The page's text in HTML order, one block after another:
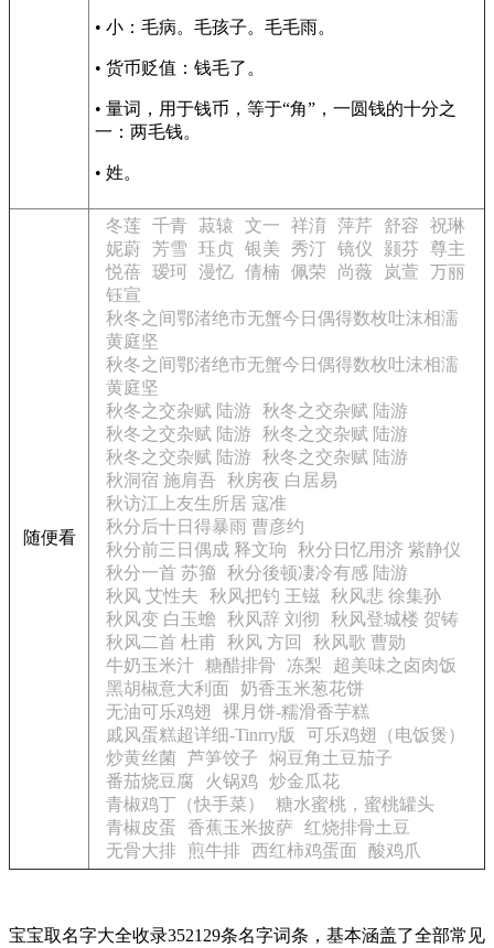
• 小：毛病。毛孩子。毛毛雨。
• 货币贬值：钱毛了。
• 量词，用于钱币，等于“角”，一圆钱的十分之
一：两毛钱。
• 姓。
随便看
冬莲 千青 菽辕 文一 祥淯 萍芹 舒容
祝琳
妮蔚
芳雪 珏贞 银美 秀汀 镜仪 颢芬
尊主
悦蓓
瑷珂 漫忆 倩楠 佩荣 尚薇 岚萱
万丽
钰宣
秋冬之间鄂渚绝市无蟹今日偶得数枚吐沫相濡
黄庭坚
秋冬之间鄂渚绝市无蟹今日偶得数枚吐沫相濡
黄庭坚
秋冬之交杂赋 陆游
秋冬之交杂赋 陆游
秋冬之交杂赋 陆游
秋冬之交杂赋 陆游
秋冬之交杂赋 陆游
秋冬之交杂赋 陆游
秋洞宿 施肩吾 秋房夜 白居易
秋访江上友生所居 寇准
秋分后十日得暴雨 曹彦约
秋分前三日偶成 释文珦
秋分日忆用济 紫静仪
秋分一首 苏籀
秋分後顿凄冷有感 陆游
秋风 艾性夫
秋风把钓 王镃
秋风悲 徐集孙
秋风变 白玉蟾
秋风辞 刘彻
秋风登城楼 贺铸
秋风二首 杜甫 秋风 方回
秋风歌 曹勋
牛奶玉米汁 糖醋排骨 冻梨
超美味之卤肉饭
黑胡椒意大利面
奶香玉米葱花饼
无油可乐鸡翅
裸月饼-糯滑香芋糕
戚风蛋糕超详细-Tinrry版
可乐鸡翅（电饭煲）
炒黄丝菌
芦笋饺子
焖豆角土豆茄子
番茄烧豆腐
火锅鸡 炒金瓜花
青椒鸡丁（快手菜）
糖水蜜桃，蜜桃罐头
青椒皮蛋
香蕉玉米披萨
红烧排骨土豆
无骨大排 煎牛排 西红柿鸡蛋面 酸鸡爪
宝宝取名字大全收录352129条名字词条，基本涵盖了全部常见